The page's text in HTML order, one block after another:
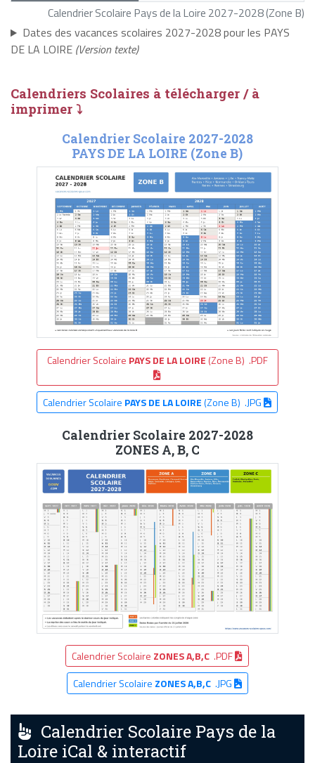
Calendrier Scolaire Pays de la Loire 2027-2028 (Zone B)
Dates des vacances scolaires 2027-2028 pour les PAYS
DE LA LOIRE (Version texte)
Calendriers Scolaires à télécharger / à
imprimer ⤵
Calendrier Scolaire 2027-2028
PAYS DE LA LOIRE (Zone B)
Calendrier Scolaire PAYS DE LA LOIRE (Zone B) .PDF
Calendrier Scolaire PAYS DE LA LOIRE(Zone B) .JPG
Calendrier Scolaire 2027-2028
ZONES A, B, C
Calendrier Scolaire ZONES A,B,C .PDF
Calendrier Scolaire ZONES A,B,C.JPG
Calendrier Scolaire Pays de la
Loire iCal & interactif